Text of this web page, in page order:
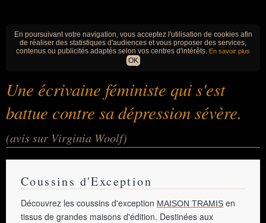
En poursuivant votre navigation, vous acceptez l'utilisation de cookies afin
de réaliser des statistiques d'audiences et vous proposer des services,
contenus ou publicités adaptés selon vos centres d'intérêts. En savoir plus
OK
Une écrivaine féministe qui s'est
battue contre sa dépression sévère.
(avis sur Virginia Woolf)
Coussins d'Exception
Découvrez les coussins d'exception MAISON TRAMIS en
tissus de grandes maisons d'édition. Destinées aux